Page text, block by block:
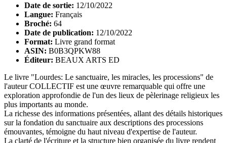
Date de sortie: 12/10/2022
Langue: Français
Broché: 64
Date de publication: 12/10/2022
Format: Livre grand format
ASIN: B0B3QPKW88
Éditeur: BEAUX ARTS ED
Le livre "Lourdes: Le sanctuaire, les miracles, les processions" de
l'auteur COLLECTIF est une œuvre remarquable qui offre une
exploration approfondie de l'un des lieux de pèlerinage religieux les
plus importants au monde.
La richesse des informations présentées, allant des détails historiques
sur la fondation du sanctuaire aux descriptions des processions
émouvantes, témoigne du haut niveau d'expertise de l'auteur.
La clarté de l'écriture et la structure bien organisée du livre rendent